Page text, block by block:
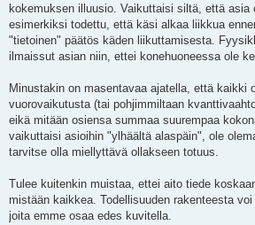
kokemuksen illuusio. Vaikuttaisi siltä, että asia
esimerkiksi todettu, että käsi alkaa liikkua
"tietoinen" päätös käden liikuttamisesta.
ilmaissut asian niin, ettei konehuoneessa ole
Minustakin on masentavaa ajatella, että kaikki
vuorovaikutusta (tai pohjimmiltaan
eikä mitään osiensa summaa suurempaa
vaikuttaisi asioihin "ylhäältä alaspäin", ole
tarvitse olla miellyttävä ollakseen totuus.
Tulee kuitenkin muistaa, ettei aito tiede
mistään kaikkea. Todellisuuden rakenteesta
joita emme osaa edes kuvitella.